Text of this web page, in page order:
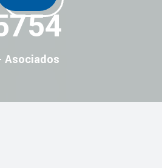
Asociados